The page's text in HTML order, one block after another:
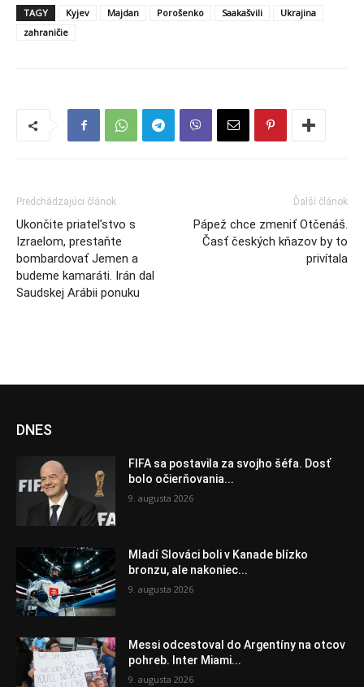
TAGY Kyjev Majdan Porošenko Saakašvili
Ukrajina
zahraničie
Predchádzajúci článok
Ukončite priateľstvo s
Izraelom, prestaňte
bombardovať Jemen a
budeme kamaráti. Irán dal
Saudskej Arábii ponuku
Ďalší článok
Pápež chce zmeniť Otčenáš.
Časť českých kňazov by to
privítala
DNES
FIFA sa postavila za svojho šéfa. Dosť
bolo očierňovania...
9. augusta 2026
Mladí Slováci boli v Kanade blízko
bronzu, ale nakoniec...
9. augusta 2026
Messi odcestoval do Argentíny na otcov
pohreb. Inter Miami...
9. augusta 2026